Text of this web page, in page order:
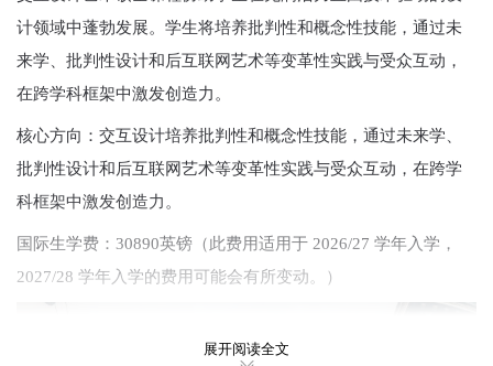
计领域中蓬勃发展。学生将培养批判性和概念性技能，通过未
来学、批判性设计和后互联网艺术等变革性实践与受众互动，
在跨学科框架中激发创造力。
核心方向：交互设计培养批判性和概念性技能，通过未来学、
批判性设计和后互联网艺术等变革性实践与受众互动，在跨学
科框架中激发创造力。
国际生学费：30890英镑（此费用适用于 2026/27 学年入学，
2027/28 学年入学的费用可能会有所变动。）
展开阅读全文